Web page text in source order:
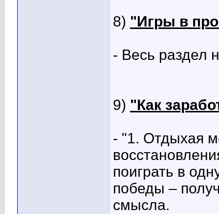
8) "Игры в
- Весь раздел
9) "Как
- "1. Отдыхая
поиграть в
победы –
смысла.